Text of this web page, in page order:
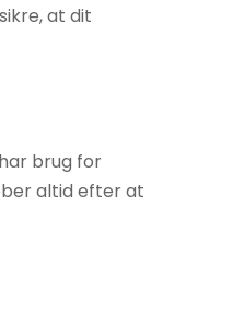
at dit
brug for
altid efter at